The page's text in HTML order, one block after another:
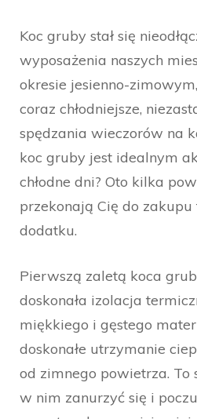
Koc gruby stał się
wyposażenia naszych
okresie jesienno-
coraz chłodniejsze,
spędzania wieczorów na
koc gruby jest idealnym
chłodne dni? Oto kilka
przekonają Cię do
dodatku.
Pierwszą zaletą koca
doskonała izolacja
miękkiego i gęstego
doskonałe utrzymanie
od zimnego powietrza. To
w nim zanurzyć się i